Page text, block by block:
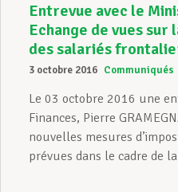
Entrevue avec le
Echange de vues
des salariés
3 octobre 2016 Communiqués
Le 03 octobre 2016 une
Finances, Pierre
nouvelles mesures
prévues dans le cadre de